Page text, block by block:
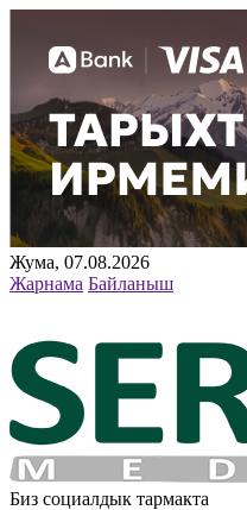
Жума, 07.08.2026
Жарнама Байланыш
Биз социалдык тармакта